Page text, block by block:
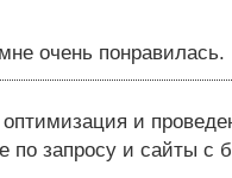
мне очень понравилась.
оптимизация и
по запросу и сайты